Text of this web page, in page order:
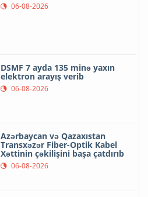
06-08-2026
DSMF 7 ayda 135 minə yaxın
elektron arayış verib
06-08-2026
Azərbaycan və Qazaxıstan
Transxəzər Fiber-Optik Kabel
Xəttinin çəkilişini başa çatdırıb
06-08-2026